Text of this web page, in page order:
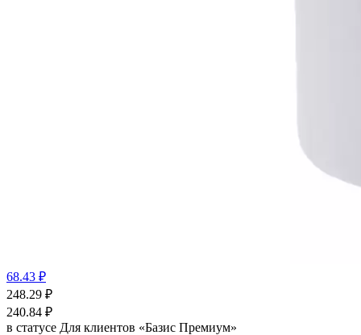
68.43 ₽
248.29 ₽
240.84 ₽
в статусе Для клиентов «Базис Премиум»